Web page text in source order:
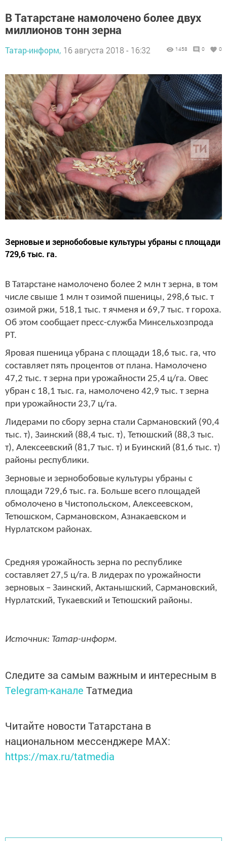
В Татарстане намолочено более двух
миллионов тонн зерна
Татар-информ, 16 августа 2018 - 16:32 1458 0 0
Зерновые и зернобобовые культуры убраны с площади
729,6 тыс. га.
В Татарстане намолочено более 2 млн т зерна, в том
числе свыше 1 млн т озимой пшеницы, 298,6 тыс. т
озимой ржи, 518,1 тыс. т ячменя и 69,7 тыс. т гороха.
Об этом сообщает пресс-служба Минсельхозпрода
РТ.
Яровая пшеница убрана с площади 18,6 тыс. га, что
составляет пять процентов от плана. Намолочено
47,2 тыс. т зерна при урожайности 25,4 ц/га. Овес
убран с 18,1 тыс. га, намолочено 42,9 тыс. т зерна
при урожайности 23,7 ц/га.
Лидерами по сбору зерна стали Сармановский (90,4
тыс. т), Заинский (88,4 тыс. т), Тетюшский (88,3 тыс.
т), Алексеевский (81,7 тыс. т) и Буинский (81,6 тыс. т)
районы республики.
Зерновые и зернобобовые культуры убраны с
площади 729,6 тыс. га. Больше всего площадей
обмолочено в Чистопольском, Алексеевском,
Тетюшском, Сармановском, Азнакаевском и
Нурлатском районах.
Средняя урожайность зерна по республике
составляет 27,5 ц/га. В лидерах по урожайности
зерновых – Заинский, Актанышский, Сармановский,
Нурлатский, Тукаевский и Тетюшский районы.
Источник: Татар-информ.
Следите за самым важным и интересным в
Telegram-канале Татмедиа
Читайте новости Татарстана в
национальном мессенджере MАХ:
https://max.ru/tatmedia